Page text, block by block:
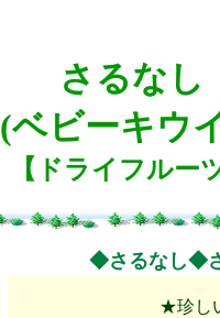
さるなし
(ベビーキウイ
【ドライフルー
◆さるなし◆
★珍し